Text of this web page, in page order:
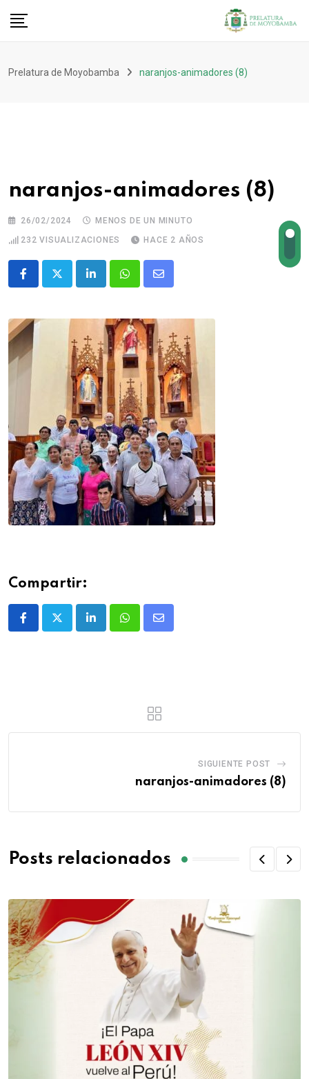
Prelatura de Moyobamba naranjos-animadores (8)
naranjos-animadores (8)
26/02/2024
MENOS DE UN MINUTO
232 VISUALIZACIONES HACE 2 AÑOS
Compartir:
SIGUIENTE POST
naranjos-animadores (8)
Posts relacionados